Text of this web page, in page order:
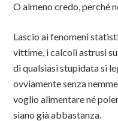
O almeno credo, perché
Lascio ai fenomeni
vittime, i calcoli astrusi
di qualsiasi stupidata si
ovviamente senza
voglio alimentare né
siano già abbastanza.